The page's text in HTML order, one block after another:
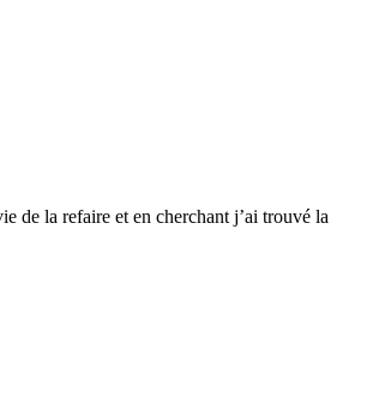
de la refaire et en cherchant j’ai trouvé la